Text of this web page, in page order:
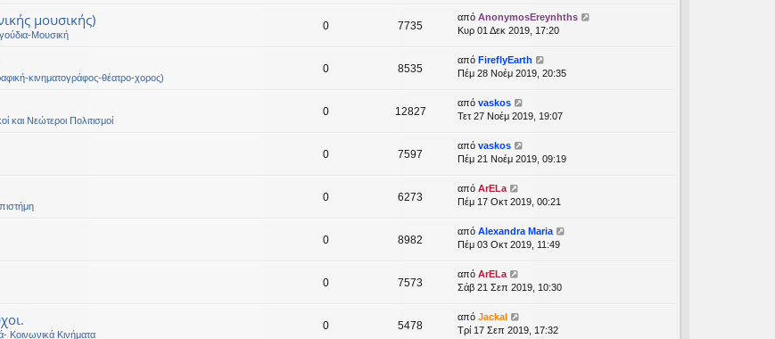
μουσικής)
Μουσική
0 7735
από AnonymosEreynhths
Κυρ 01 Δεκ 2019, 17:20
κινηματογράφος-θέατρο-χορος)
0 8535
από FireflyEarth
Πέμ 28 Νοέμ 2019, 20:35
και Νεώτεροι Πολιτισμοί
0 12827
από vaskos
Τετ 27 Νοέμ 2019, 19:07
0 7597
από vaskos
Πέμ 21 Νοέμ 2019, 09:19
0 6273
από ArELa
Πέμ 17 Οκτ 2019, 00:21
0 8982
από Alexandra Maria
Πέμ 03 Οκτ 2019, 11:49
0 7573
από ArELa
Σάβ 21 Σεπ 2019, 10:30
Κοινωνικά Κινήματα
0 5478
από Jackal
Τρί 17 Σεπ 2019, 17:32